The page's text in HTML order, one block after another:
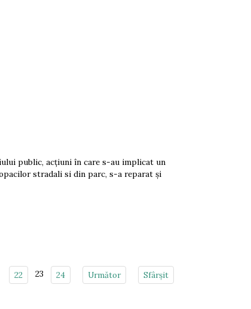
public, acțiuni în care s-au implicat un
stradali si din parc, s-a reparat și
22 23 24 Următor
Sfârșit